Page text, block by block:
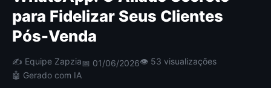
para Fidelizar Seus Clientes
Pós-Venda
✍️ Equipe Zapzia📅 01/06/2026👁 53 visualizações
🤖 Gerado com IA